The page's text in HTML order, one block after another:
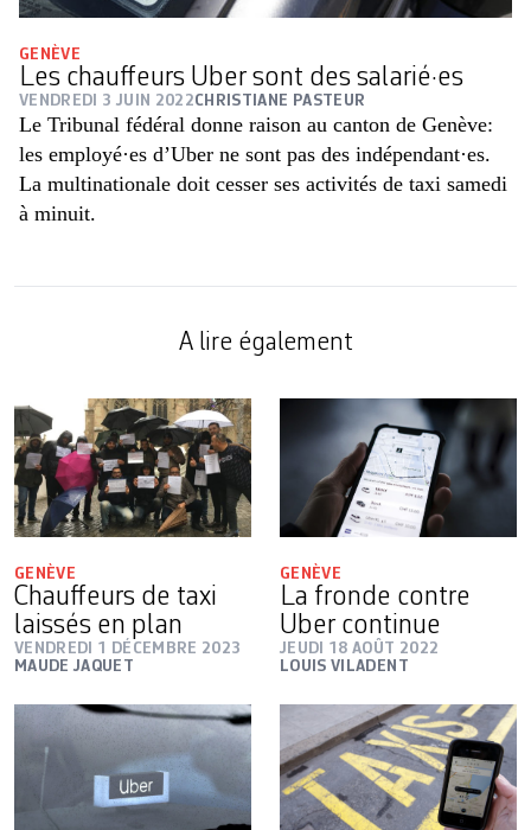
GENÈVE
Les chauffeurs Uber sont des salarié·es
VENDREDI 3 JUIN 2022CHRISTIANE PASTEUR
Le Tribunal fédéral donne raison au canton de Genève:
les employé·es d’Uber ne sont pas des indépendant·es.
La multinationale doit cesser ses activités de taxi samedi
à minuit.
A lire également
GENÈVE
Chauffeurs de taxi
laissés en plan
VENDREDI 1 DÉCEMBRE 2023
MAUDE JAQUET
GENÈVE
La fronde contre
Uber continue
JEUDI 18 AOÛT 2022
LOUIS VILADENT